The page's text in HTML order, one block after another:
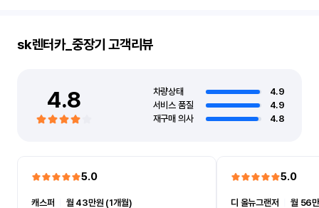
sk렌터카_중장기 고객리뷰
4.8 차량상태
4.9
서비스 품질
4.9
재구매 의사
4.8
5.0
캐스퍼
월 43만원 (1개월)
5.0
디 올뉴그랜저 ㅣ월 56